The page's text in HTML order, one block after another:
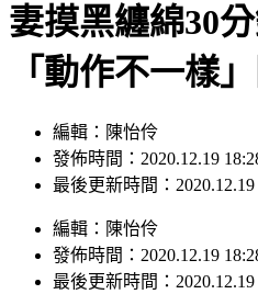
妻摸黑纏綿30
「動作不一樣
編輯：陳怡伶
發佈時間：2020.12.19
最後更新時間：2020.12.19
編輯 ： 陳怡伶
發佈時間： 2020.12.19
最後更新時間：